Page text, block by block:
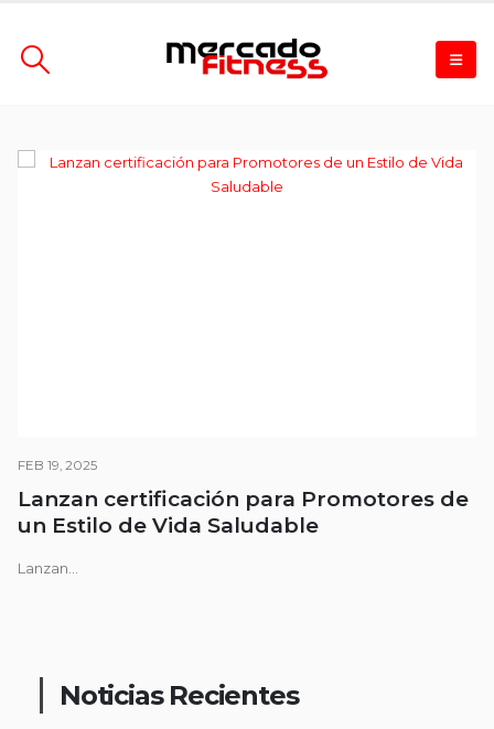
FEB 19, 2025
Lanzan certificación para Promotores de
un Estilo de Vida Saludable
Lanzan...
Noticias Recientes